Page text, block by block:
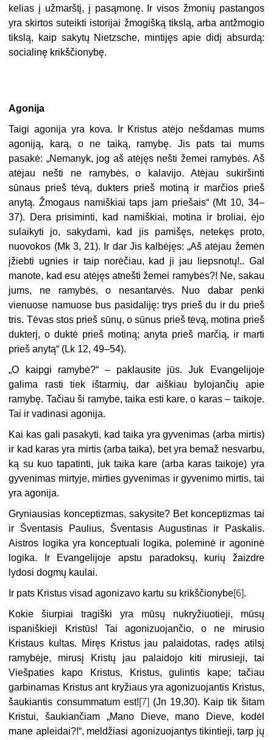
kelias į užmarštį, į pasąmonę. Ir visos žmonių pastangos
yra skirtos suteikti istorijai žmogišką tikslą, arba antžmogio
tikslą, kaip sakytų Nietzsche, mintijęs apie didį absurdą:
socialinę krikščionybę.
Agonija
Taigi agonija yra kova. Ir Kristus atėjo nešdamas mums
agoniją, karą, o ne taiką, ramybę. Jis pats tai mums
pasakė: „Nemanyk, jog aš atėjęs nešti žemei ramybės. Aš
atėjau nešti ne ramybės, o kalavijo. Atėjau sukiršinti
sūnaus prieš tėvą, dukters prieš motiną ir marčios prieš
anytą. Žmogaus namiškiai taps jam priešais“ (Mt 10, 34–
37). Dera prisiminti, kad namiškiai, motina ir broliai, ėjo
sulaikyti jo, sakydami, kad jis pamišęs, netekęs proto,
nuovokos (Mk 3, 21). Ir dar Jis kalbėjęs: „Aš atėjau žemėn
įžiebti ugnies ir taip norėčiau, kad ji jau liepsnotų!.. Gal
manote, kad esu atėjęs atnešti žemei ramybės?! Ne, sakau
jums, ne ramybės, o nesantarvės. Nuo dabar penki
vienuose namuose bus pasidaliję: trys prieš du ir du prieš
tris. Tėvas stos prieš sūnų, o sūnus prieš tėvą, motina prieš
dukterį, o duktė prieš motiną; anyta prieš marčią, ir marti
prieš anytą“ (Lk 12, 49–54).
„O kaipgi ramybė?“ – paklausite jūs. Juk Evangelijoje
galima rasti tiek ištarmių, dar aiškiau bylojančių apie
ramybę. Tačiau ši ramybė, taika esti kare, o karas – taikoje.
Tai ir vadinasi agonija.
Kai kas gali pasakyti, kad taika yra gyvenimas (arba mirtis)
ir kad karas yra mirtis (arba taika), bet yra bemaž nesvarbu,
ką su kuo tapatinti, juk taika kare (arba karas taikoje) yra
gyvenimas mirtyje, mirties gyvenimas ir gyvenimo mirtis, tai
yra agonija.
Gryniausias konceptizmas, sakysite? Bet konceptizmas tai
ir Šventasis Paulius, Šventasis Augustinas ir Paskalis.
Aistros logika yra konceptuali logika, poleminė ir agoninė
logika. Ir Evangelijoje apstu paradoksų, kurių žaizdre
lydosi dogmų kaulai.
Ir pats Kristus visad agonizavo kartu su krikščionybe [6] .
Kokie šiurpiai tragiški yra mūsų nukryžiuotieji, mūsų
ispaniškieji Kristūs! Tai agonizuojančio, o ne mirusio
Kristaus kultas. Miręs Kristus jau palaidotas, radęs atilsį
ramybėje, mirusį Kristų jau palaidojo kiti mirusieji, tai
Viešpaties kapo Kristus, Kristus, gulintis kape; tačiau
garbinamas Kristus ant kryžiaus yra agonizuojantis Kristus,
šaukiantis consummatum est! [7]
(Jn 19,30). Kaip tik šitam
Kristui, šaukiančiam „Mano Dieve, mano Dieve, kodėl
mane apleidai?!“, meldžiasi agonizuojantys tikintieji, tarp jų